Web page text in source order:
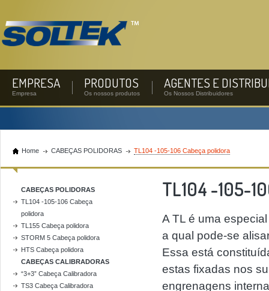
EMPRESA
Empresa
PRODUTOS
Os nossos produtos
AGENTES E
Os Nossos Distribuidores
Home CABEÇAS POLIDORAS TL104 -105-106 Cabeça polidora
CABEÇAS POLIDORAS
TL104 -105-106 Cabeça
polidora
TL155 Cabeça polidora
STORM 5 Cabeça polidora
HTS Cabeça polidora
CABEÇAS CALIBRADORAS
“3+3” Cabeça Calibradora
TS3 Cabeça Calibradora
TL104 -105-
A TL é uma
a qual pode-se
Essa está
estas fixadas nos
engrenagens